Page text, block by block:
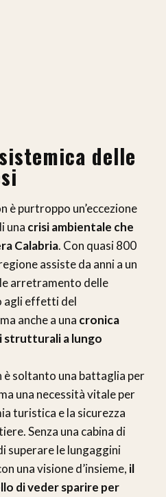
delle
è purtroppo un’eccezione
una crisi ambientale che
Calabria. Con quasi 800
assiste da anni a un
arretramento delle
agli effetti del
anche a una cronica
strutturali a lungo
è soltanto una battaglia per
una necessità vitale per
turistica e la sicurezza
Senza una cabina di
superare le lungaggini
una visione d’insieme, il
di veder sparire per